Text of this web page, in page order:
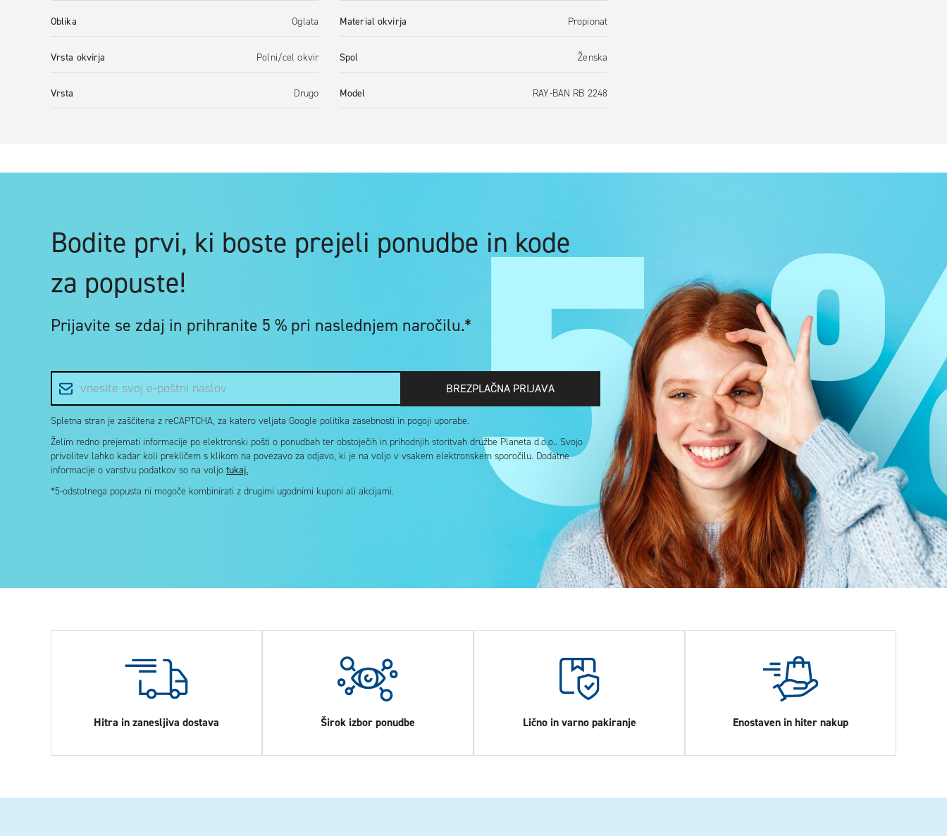
Oblika Oglata
Vrsta okvirja Polni/cel okvir
Vrsta Drugo
Material okvirja Propionat
Spol Ženska
Model RAY-BAN RB 2248
Bodite prvi, ki boste prejeli ponudbe in kode
za popuste!
Prijavite se zdaj in prihranite 5 % pri naslednjem naročilu.*
BREZPLAČNA PRIJAVA
Spletna stran je zaščitena z reCAPTCHA, za katero veljata Google politika zasebnosti in pogoji uporabe.
Želim redno prejemati informacije po elektronski pošti o ponudbah ter obstoječih in prihodnjih storitvah družbe Planeta d.o.o.. Svojo
privolitev lahko kadar koli prekličem s klikom na povezavo za odjavo, ki je na voljo v vsakem elektronskem sporočilu. Dodatne
informacije o varstvu podatkov so na voljo tukaj.
*5-odstotnega popusta ni mogoče kombinirati z drugimi ugodnimi kuponi ali akcijami.
Hitra in zanesljiva dostava Širok izbor ponudbe Lično in varno pakiranje Enostaven in hiter nakup